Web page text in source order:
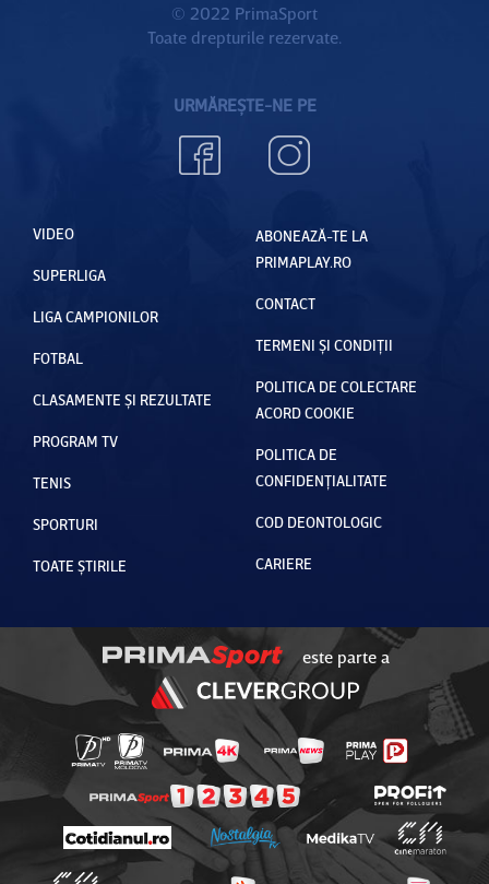
© 2022 PrimaSport
Toate drepturile rezervate.
URMĂREȘTE-NE PE
VIDEO
SUPERLIGA
LIGA CAMPIONILOR
FOTBAL
CLASAMENTE ȘI REZULTATE
PROGRAM TV
TENIS
SPORTURI
TOATE ȘTIRILE
ABONEAZĂ-TE LA
PRIMAPLAY.RO
CONTACT
TERMENI ȘI CONDIȚII
POLITICA DE COLECTARE
ACORD COOKIE
POLITICA DE
CONFIDENȚIALITATE
COD DEONTOLOGIC
CARIERE
este parte a